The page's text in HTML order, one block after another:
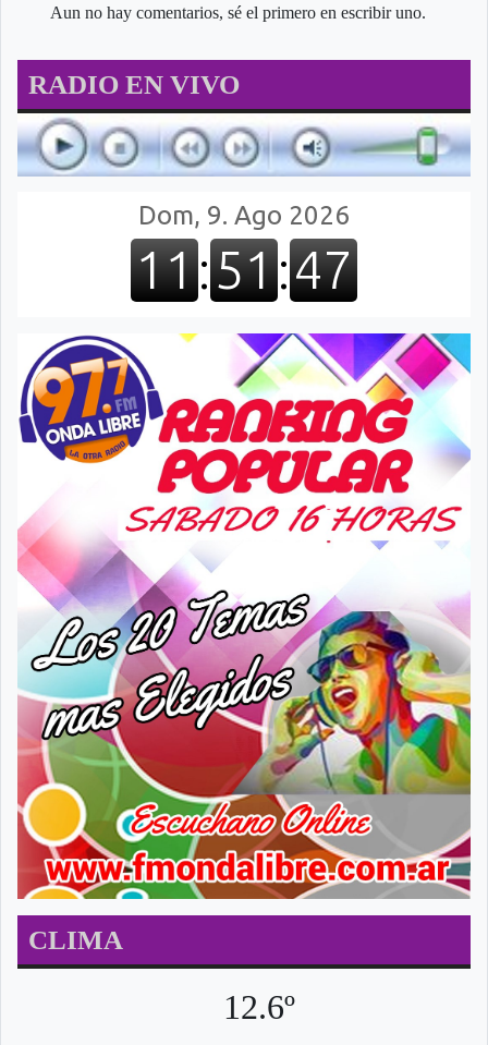
Aun no hay comentarios, sé el primero en escribir uno.
RADIO EN VIVO
CLIMA
12.6º